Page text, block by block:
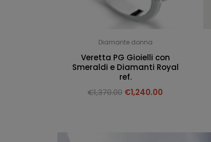
Diamante donna
Veretta PG Gioielli con
Smeraldi e Diamanti Royal
ref.
€1,370.00 €1,240.00